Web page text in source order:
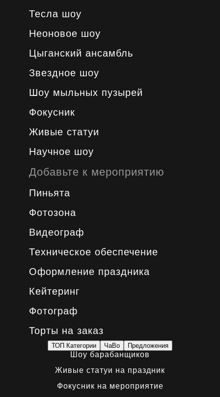
Тесла шоу
Неоновое шоу
Цыганский ансамбль
Звездное шоу
Шоу мыльных пузырей
Фокусник
Живые статуи
Научное шоу
Добавьте к мероприятию
Пиньята
Фотозона
Видеограф
Техническое обеспечение
Оформление праздника
Кейтеринг
Фотограф
Торты на заказ
ТОП Категории ЧаВо Предложения
Шоу барабанщиков
Живые статуи на праздник
Фокусник на мероприятие